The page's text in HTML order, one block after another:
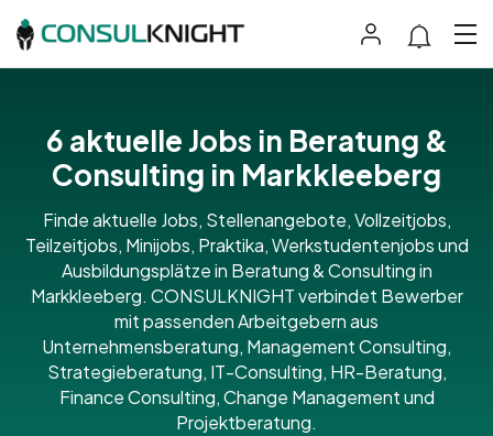
6 aktuelle Jobs in Beratung &
Consulting in Markkleeberg
Finde aktuelle Jobs, Stellenangebote, Vollzeitjobs,
Teilzeitjobs, Minijobs, Praktika, Werkstudentenjobs und
Ausbildungsplätze in Beratung & Consulting in
Markkleeberg. CONSULKNIGHT verbindet Bewerber
mit passenden Arbeitgebern aus
Unternehmensberatung, Management Consulting,
Strategieberatung, IT-Consulting, HR-Beratung,
Finance Consulting, Change Management und
Projektberatung.